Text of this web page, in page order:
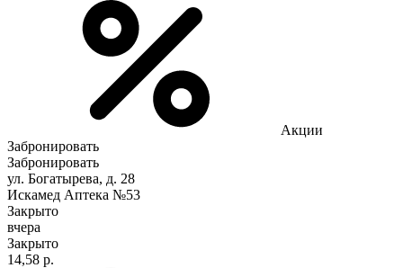
Акции
Забронировать
Забронировать
ул. Богатырева, д. 28
Искамед Аптека №53
Закрыто
вчера
Закрыто
14,58 р.